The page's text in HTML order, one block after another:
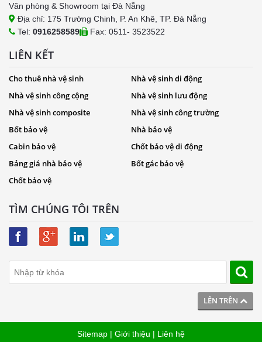
LÊN TRÊN
Văn phòng & Showroom tại Đà Nẵng
Địa chỉ: 175 Trường Chinh, P. An Khê, TP. Đà Nẵng
Tel: 0916258589 Fax: 0511- 3523522
LIÊN KẾT
Cho thuê nhà vệ sinh
Nhà vệ sinh di động
Nhà vệ sinh công cộng
Nhà vệ sinh lưu động
Nhà vệ sinh composite
Nhà vệ sinh công trường
Bốt bảo vệ
Nhà bảo vệ
Cabin bảo vệ
Chốt bảo vệ di động
Bảng giá nhà bảo vệ
Bốt gác bảo vệ
Chốt bảo vệ
TÌM CHÚNG TÔI TRÊN
Sitemap | Giới thiệu | Liên hệ